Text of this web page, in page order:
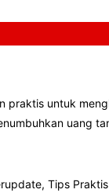
praktis untuk
uang
Tips Praktis